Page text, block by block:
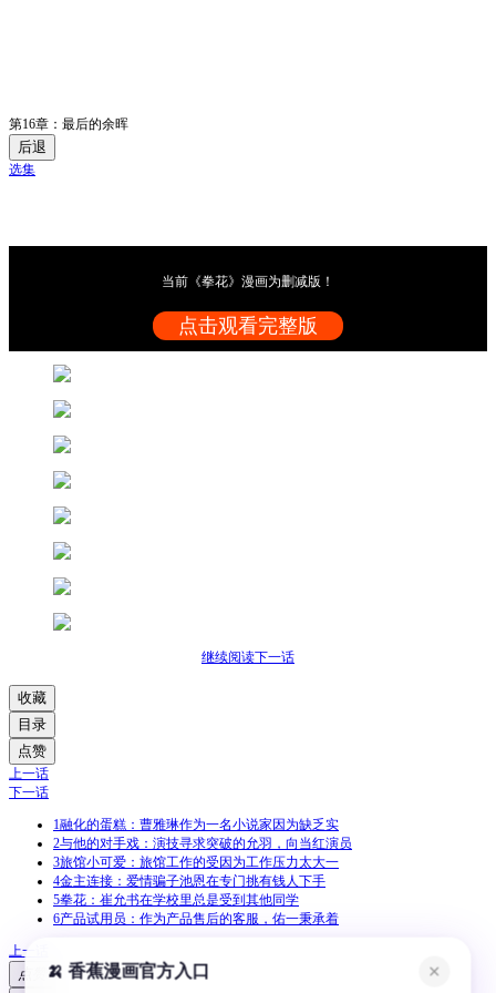
第16章：最后的余晖
后退
选集
当前《拳花》漫画为删减版！
点击观看完整版
继续阅读下一话
收藏
目录
点赞
上一话
下一话
1融化的蛋糕：曹雅琳作为一名小说家因为缺乏实
2与他的对手戏：演技寻求突破的允羽，向当红演员
3旅馆小可爱：旅馆工作的受因为工作压力太大一
4金主连接：爱情骗子池恩在专门挑有钱人下手
5拳花：崔允书在学校里总是受到其他同学
6产品试用员：作为产品售后的客服，佑一秉承着
上一话
点赞
🍌 香蕉漫画官方入口 ✕